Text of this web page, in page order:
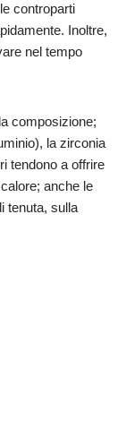
controparti
Inoltre,
nel tempo
composizione;
la zirconia
tendono a offrire
anche le
tenuta, sulla